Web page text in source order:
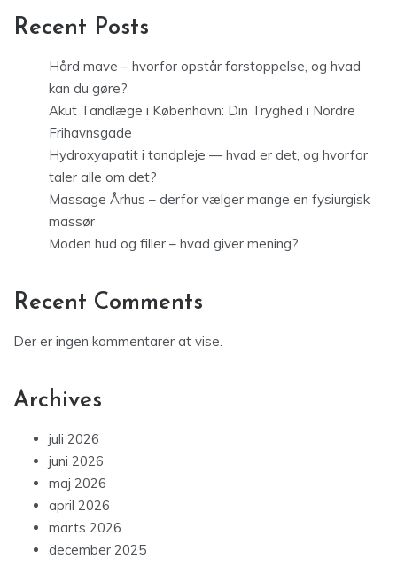
Recent Posts
Hård mave – hvorfor opstår forstoppelse, og hvad
kan du gøre?
Akut Tandlæge i København: Din Tryghed i Nordre
Frihavnsgade
Hydroxyapatit i tandpleje — hvad er det, og hvorfor
taler alle om det?
Massage Århus – derfor vælger mange en fysiurgisk
massør
Moden hud og filler – hvad giver mening?
Recent Comments
Der er ingen kommentarer at vise.
Archives
juli 2026
juni 2026
maj 2026
april 2026
marts 2026
december 2025